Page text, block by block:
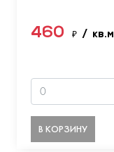
460 ₽ / кв.м
В КОРЗИНУ